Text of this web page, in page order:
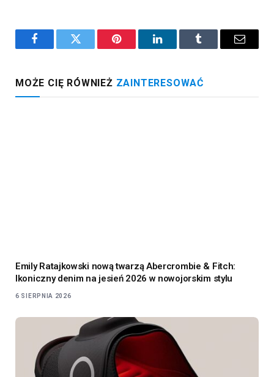
FacebookTwitter Pinterest LinkedInTumblr Email
MOŻE CIĘ RÓWNIEŻ ZAINTERESOWAĆ
Emily Ratajkowski nową twarzą Abercrombie & Fitch:
Ikoniczny denim na jesień 2026 w nowojorskim stylu
6 SIERPNIA 2026